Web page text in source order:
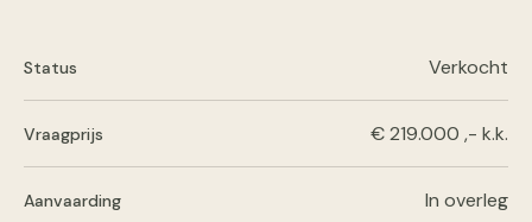
Status Verkocht
Vraagprijs € 219.000 ,- k.k.
Aanvaarding In overleg